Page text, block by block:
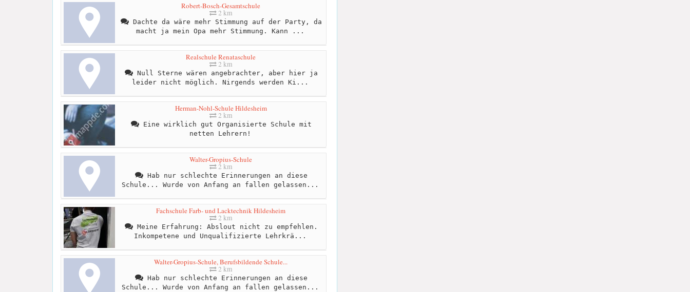
Robert-Bosch-Gesamtschule
2 km
Dachte da wäre mehr Stimmung auf der Party, da
macht ja mein Opa mehr Stimmung. Kann ...
Realschule Renataschule
2 km
Null Sterne wären angebrachter, aber hier ja
leider nicht möglich. Nirgends werden Ki...
Herman-Nohl-Schule Hildesheim
2 km
Eine wirklich gut Organisierte Schule mit
netten Lehrern!
Walter-Gropius-Schule
2 km
Hab nur schlechte Erinnerungen an diese
Schule... Wurde von Anfang an fallen gelassen...
Fachschule Farb- und Lacktechnik Hildesheim
2 km
Meine Erfahrung: Abslout nicht zu empfehlen.
Inkompetene und Unqualifizierte Lehrkrä...
Walter-Gropius-Schule, Berufsbildende Schule...
2 km
Hab nur schlechte Erinnerungen an diese
Schule... Wurde von Anfang an fallen gelassen...